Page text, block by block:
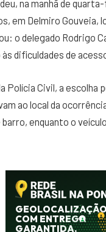
na manhã de
em Delmiro
o delegado Rodrigo
dificuldades de
Polícia Civil, a escolha
ao local da
enquanto o